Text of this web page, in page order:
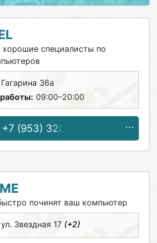
хорошие специалисты по
Гагарина 36а
09:00–20:00
+7 (953) 320-45-52
починят ваш компьютер
ул. Звездная 17 (+2)